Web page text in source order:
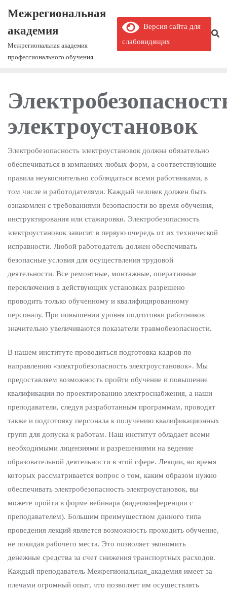
Межрегиональная
академия
Межрегиональная академия
профессионального обучения
Версия сайта для
слабовидящих
электроустановок
Электробезопасность электроустановок должна обязательно
обеспечиваться в компаниях любых форм, а соответствующие
правила неукоснительно соблюдаться всеми работниками, в
том числе и работодателями. Каждый человек должен быть
ознакомлен с требованиями безопасности во время обучения,
инструктирования или стажировки. Электробезопасность
электроустановок зависит в первую очередь от их технической
исправности. Любой работодатель должен обеспечивать
безопасные условия для осуществления трудовой
деятельности. Все ремонтные, монтажные, оперативные
переключения в действующих установках разрешено
проводить только обученному и квалифицированному
персоналу. При повышении уровня подготовки работников
значительно увеличиваются показатели травмобезопасности.
В нашем институте проводиться подготовка кадров по
направлению «электробезопасность электроустановок». Мы
предоставляем возможность пройти обучение и повышение
квалификации по проектированию электроснабжения, а наши
преподаватели, следуя разработанным программам, проводят
также и подготовку персонала к получению квалификационных
групп для допуска к работам. Наш институт обладает всеми
необходимыми лицензиями и разрешениями на ведение
образовательной деятельности в этой сфере. Лекции, во время
которых рассматривается вопрос о том, каким образом нужно
обеспечивать электробезопасность электроустановок, вы
можете пройти в форме вебинара (видеоконференции с
преподавателем). Большим преимуществом данного типа
проведения лекций является возможность проходить обучение,
не покидая рабочего места. Это позволяет экономить
денежные средства за счет снижения транспортных расходов.
Каждый преподаватель Межрегиональная_академия имеет за
плечами огромный опыт, что позволяет им осуществлять